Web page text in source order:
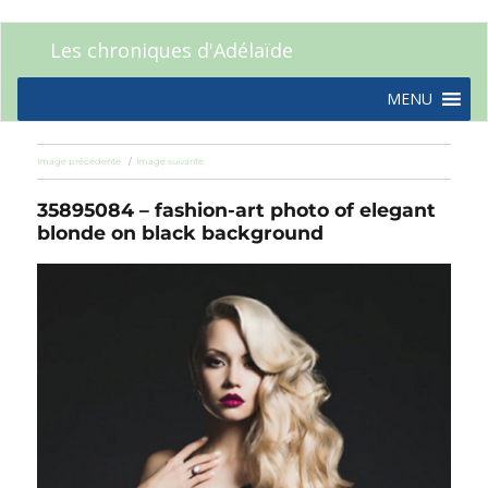
Les chroniques d'Adélaïde
MENU
Image précédente Image suivante
35895084 – fashion-art photo of elegant
blonde on black background